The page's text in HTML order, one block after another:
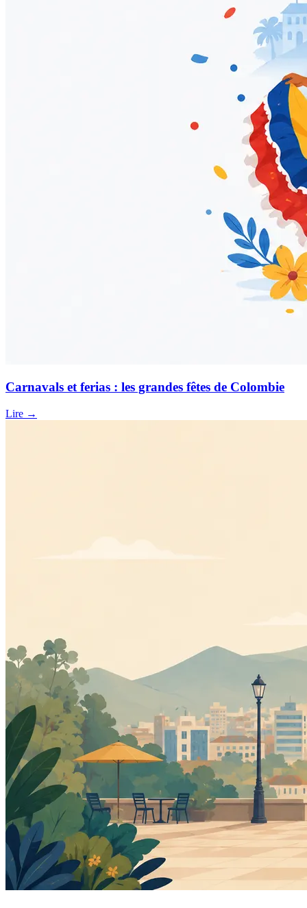
Carnavals et ferias : les grandes fêtes de Colombie
Lire →